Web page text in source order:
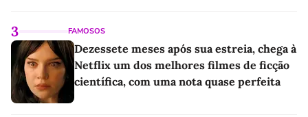
3 FAMOSOS
Dezessete meses após sua estreia, chega à
Netflix um dos melhores filmes de ficção
científica, com uma nota quase perfeita